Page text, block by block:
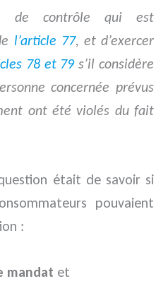
de contrôle qui est
l’article 77, et d’exercer
78 et 79s’il considère
concernée prévus
ont été violés du fait
était de savoir si
pouvaient
:
mandat et